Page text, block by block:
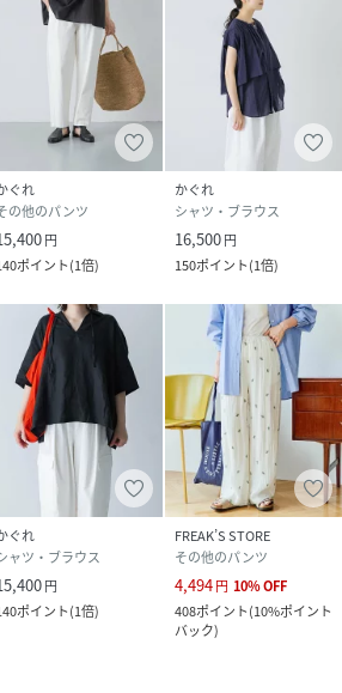
ぐれ
の他のパンツ
円
ポイント(1倍)
かぐれ
シャツ・ブラウス
16,500円
150ポイント(1倍)
ぐれ
ャツ・ブラウス
円
ポイント(1倍)
FREAK’S STORE
その他のパンツ
4,494円 10%OFF
408ポイント(10%ポイント
バック)